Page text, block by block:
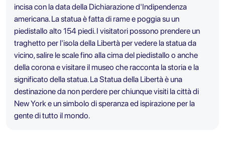
incisa con la data della Dichiarazione d'Indipendenza
americana. La statua è fatta di rame e poggia su un
piedistallo alto 154 piedi. I visitatori possono prendere un
traghetto per l'isola della Libertà per vedere la statua da
vicino, salire le scale fino alla cima del piedistallo o anche
della corona e visitare il museo che racconta la storia e la
significato della statua. La Statua della Libertà è una
destinazione da non perdere per chiunque visiti la città di
New York e un simbolo di speranza ed ispirazione per la
gente di tutto il mondo.